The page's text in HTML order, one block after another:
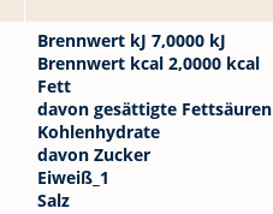
Brennwert kJ 7,0000 kJ
Brennwert kcal 2,0000 kcal
Fett
davon gesättigte Fettsäuren
Kohlenhydrate
davon Zucker
Eiweiß_1
Salz